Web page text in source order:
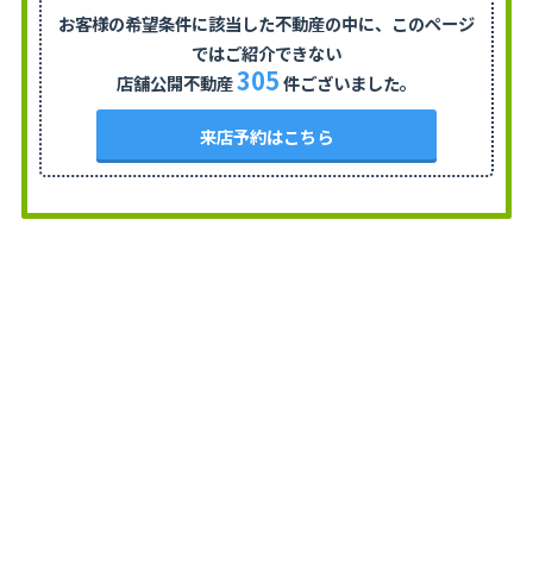
お客様の希望条件に該当した不動産の中に、 このページ
ではご紹介できない
店舗公開不動産305件ございました。
来店予約はこちら